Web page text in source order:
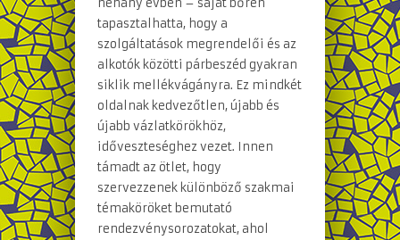
tapasztalhatta, hogy a
szolgáltatások megrendelői és az
alkotók közötti párbeszéd gyakran
siklik mellékvágányra. Ez mindkét
oldalnak kedvezőtlen, újabb és
újabb vázlatkörökhöz,
időveszteséghez vezet. Innen
támadt az ötlet, hogy
szervezzenek különböző szakmai
témaköröket bemutató
rendezvénysorozatokat, ahol